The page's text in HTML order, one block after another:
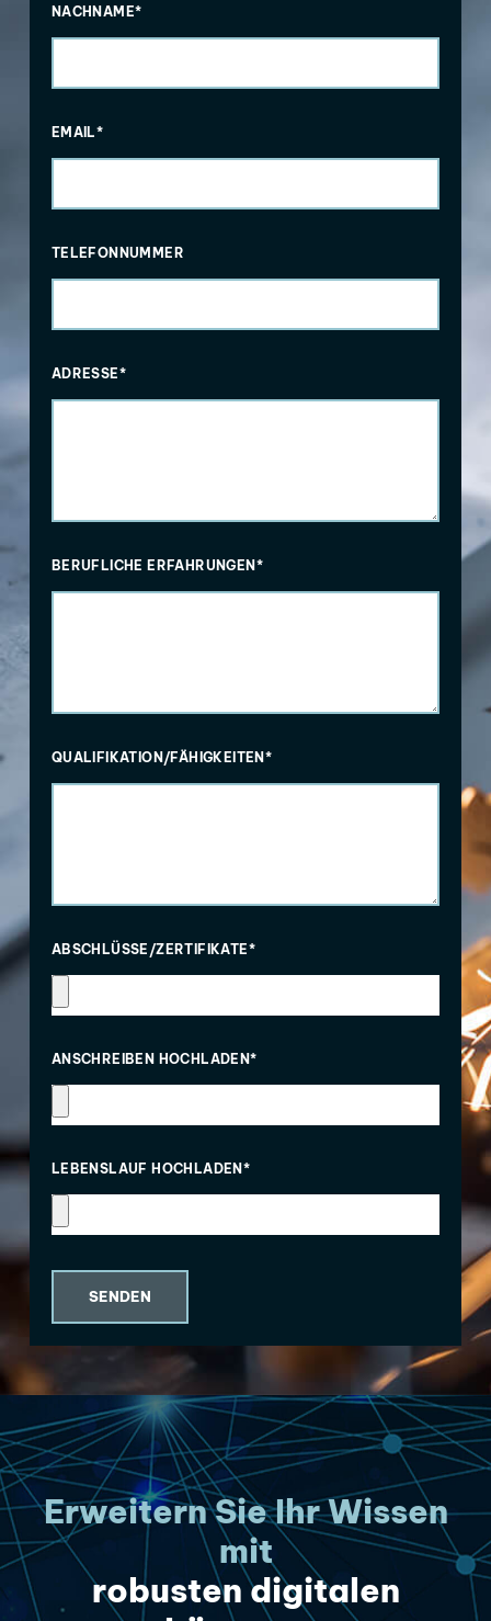
NACHNAME*
EMAIL*
TELEFONNUMMER
ADRESSE*
BERUFLICHE ERFAHRUNGEN*
QUALIFIKATION/FÄHIGKEITEN*
ABSCHLÜSSE/ZERTIFIKATE*
ANSCHREIBEN HOCHLADEN*
LEBENSLAUF HOCHLADEN*
SENDEN
Erweitern Sie Ihr Wissen
mit
robusten digitalen